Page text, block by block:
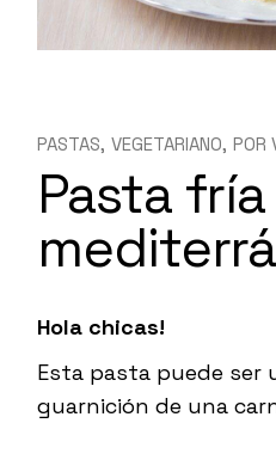
PASTAS VEGETARIANO POR
Pasta fría
Hola chicas!
Esta pasta puede
guarnición de una